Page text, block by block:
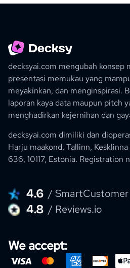
decksyai.com mengubah konsep
presentasi memukau yang
meyakinkan, dan menginspirasi.
laporan kaya data maupun pitch
menghadirkan kejernihan dan
decksyai.com dimiliki dan
Harju maakond, Tallinn,
636, 10117, Estonia. Registration
4.6 / SmartCustomer
4.8 / Reviews.io
We accept: